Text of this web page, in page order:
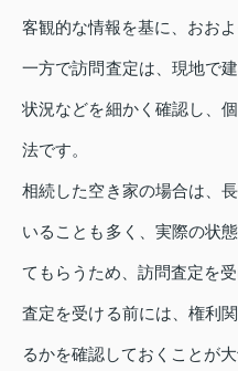
客観的な情報を基に、おお
一方で訪問査定は、現地で
状況などを細かく確認し、
法です。
相続した空き家の場合は、
いることも多く、実際の状
てもらうため、訪問査定を
査定を受ける前には、権利
るかを確認しておくことが大